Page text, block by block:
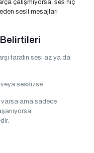
çalışmıyorsa, ses hiç
sesli mesajları
Belirtileri
tarafın sesi az ya da
veya sessizse
ama sadece